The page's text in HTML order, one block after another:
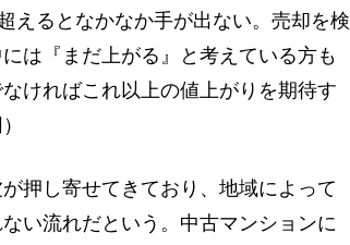
えるとなかなか手が出ない。売却を検
は『まだ上がる』と考えている方も
ければこれ以上の値上がりを期待す
押し寄せてきており、地域によって
い流れだという。中古マンションに